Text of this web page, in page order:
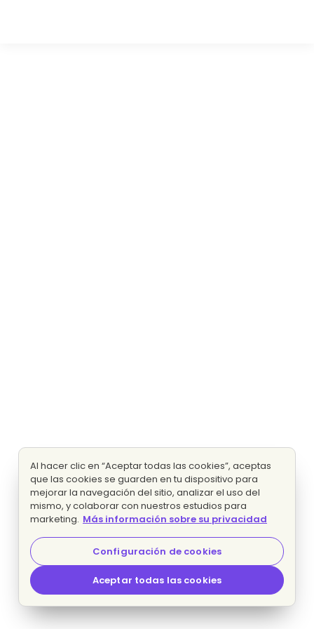
Al hacer clic en “Aceptar todas las cookies”, aceptas
que las cookies se guarden en tu dispositivo para
mejorar la navegación del sitio, analizar el uso del
mismo, y colaborar con nuestros estudios para
marketing. Más información sobre su privacidad
Configuración de cookies
Aceptar todas las cookies